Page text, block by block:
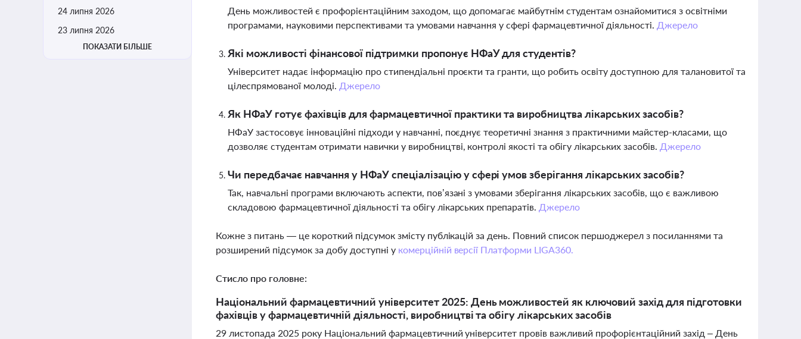
24 липня 2026
23 липня 2026
ПОКАЗАТИ БІЛЬШЕ
День можливостей є профорієнтаційним заходом, що допомагає майбутнім студентам ознайомитися з освітніми
програмами, науковими перспективами та умовами навчання у сфері фармацевтичної діяльності. Джерело
Які можливості фінансової підтримки пропонує НФаУ для студентів?
Університет надає інформацію про стипендіальні проєкти та гранти, що робить освіту доступною для талановитої та
цілеспрямованої молоді. Джерело
Як НФаУ готує фахівців для фармацевтичної практики та виробництва лікарських засобів?
НФаУ застосовує інноваційні підходи у навчанні, поєднує теоретичні знання з практичними майстер-класами, що
дозволяє студентам отримати навички у виробництві, контролі якості та обігу лікарських засобів. Джерело
Чи передбачає навчання у НФаУ спеціалізацію у сфері умов зберігання лікарських засобів?
Так, навчальні програми включають аспекти, пов’язані з умовами зберігання лікарських засобів, що є важливою
складовою фармацевтичної діяльності та обігу лікарських препаратів. Джерело
Кожне з питань — це короткий підсумок змісту публікацій за день. Повний список першоджерел з посиланнями та
розширений підсумок за добу доступні у комерційній версії Платформи LIGA360.
Стисло про головне:
Національний фармацевтичний університет 2025: День можливостей як ключовий захід для підготовки
фахівців у фармацевтичній діяльності, виробництві та обігу лікарських засобів
29 листопада 2025 року Національний фармацевтичний університет провів важливий профорієнтаційний захід – День